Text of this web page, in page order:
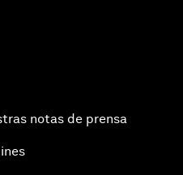
notas de prensa